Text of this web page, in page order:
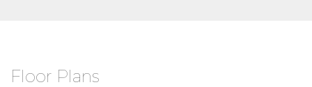
Floor Plans